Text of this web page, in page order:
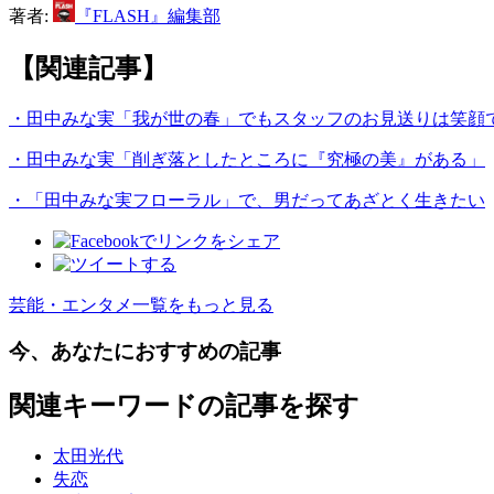
著者: 『FLASH』編集部
【関連記事】
・田中みな実「我が世の春」でもスタッフのお見送りは笑顔
・田中みな実「削ぎ落としたところに『究極の美』がある」
・「田中みな実フローラル」で、男だってあざとく生きたい
芸能・エンタメ一覧をもっと見る
今、あなたにおすすめの記事
関連キーワードの記事を探す
太田光代
失恋